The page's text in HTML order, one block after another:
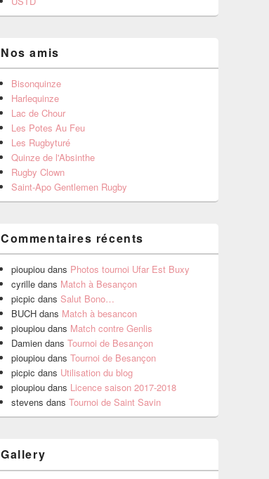
Nos amis
Bisonquinze
Harlequinze
Lac de Chour
Les Potes Au Feu
Les Rugbyturé
Quinze de l'Absinthe
Rugby Clown
Saint-Apo Gentlemen Rugby
Commentaires récents
pioupiou dans Photos tournoi Ufar Est Buxy
cyrille dans Match à Besançon
picpic dans Salut Bono…
BUCH dans Match à besancon
pioupiou dans Match contre Genlis
Damien dans Tournoi de Besançon
pioupiou dans Tournoi de Besançon
picpic dans Utilisation du blog
pioupiou dans Licence saison 2017-2018
stevens dans Tournoi de Saint Savin
Gallery